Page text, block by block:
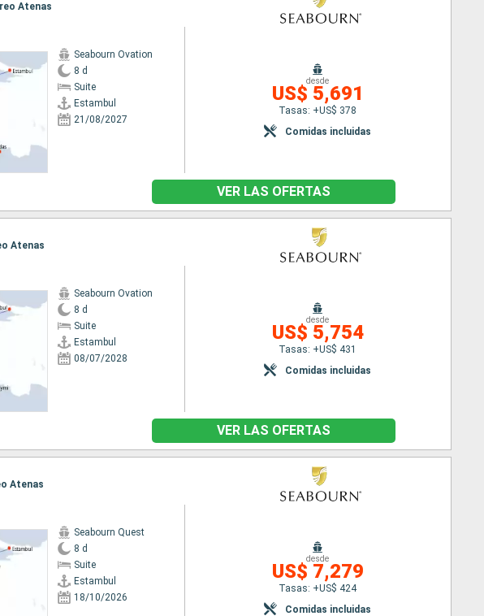
Atenas
Seabourn Ovation
8 d
Suite
Estambul
21/08/2027
desde
US$ 5,691
Tasas: +US$ 378
Comidas incluidas
VER LAS OFERTAS
Atenas
Seabourn Ovation
8 d
Suite
Estambul
08/07/2028
desde
US$ 5,754
Tasas: +US$ 431
Comidas incluidas
VER LAS OFERTAS
Atenas
Seabourn Quest
8 d
Suite
Estambul
18/10/2026
desde
US$ 7,279
Tasas: +US$ 424
Comidas incluidas